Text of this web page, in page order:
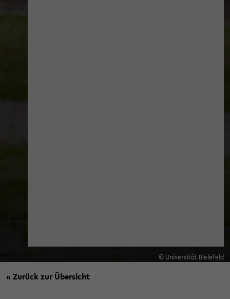
© Universität Bielefeld
« Zurück zur Übersicht